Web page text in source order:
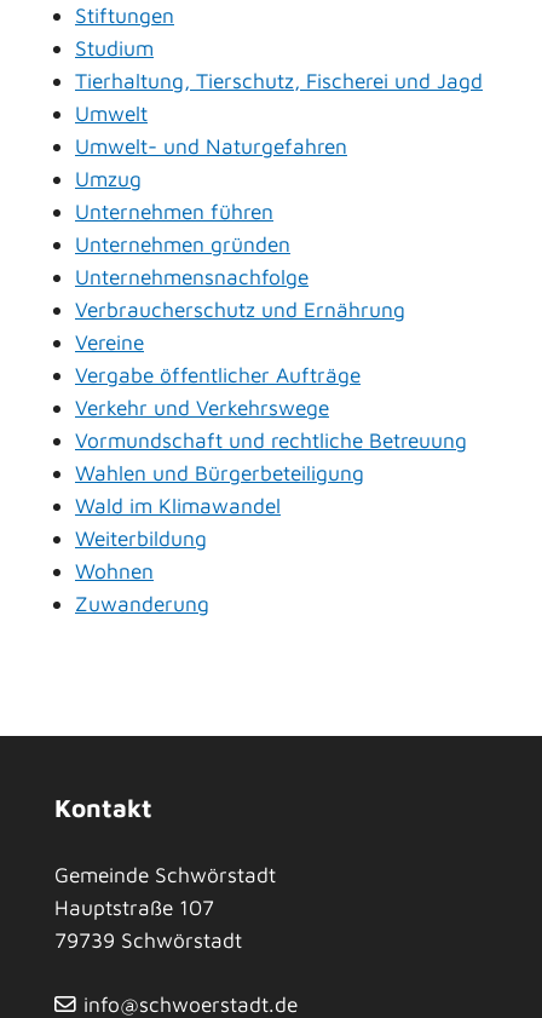
Stiftungen
Studium
Tierhaltung, Tierschutz, Fischerei und Jagd
Umwelt
Umwelt- und Naturgefahren
Umzug
Unternehmen führen
Unternehmen gründen
Unternehmensnachfolge
Verbraucherschutz und Ernährung
Vereine
Vergabe öffentlicher Aufträge
Verkehr und Verkehrswege
Vormundschaft und rechtliche Betreuung
Wahlen und Bürgerbeteiligung
Wald im Klimawandel
Weiterbildung
Wohnen
Zuwanderung
Kontakt
Gemeinde Schwörstadt
Hauptstraße 107
79739 Schwörstadt
info@schwoerstadt.de